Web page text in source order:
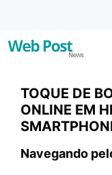
TOQUE DE
ONLINE EM
Navegando